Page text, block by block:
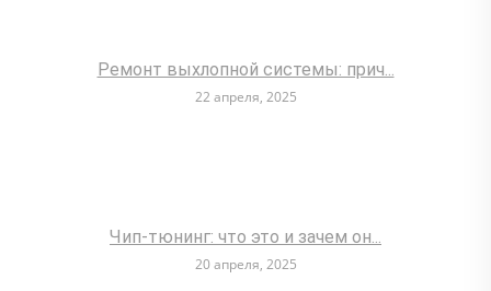
Ремонт выхлопной системы: прич...
22 апреля, 2025
Чип-тюнинг: что это и зачем он...
20 апреля, 2025